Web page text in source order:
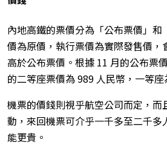
內地高鐵的票價分為「公布票價」
價為原價，執行票價為實際發售價，
高於公布票價。根據 11 月的公布票
的二等座票價為 989 人民幣，一等座
機票的價錢則視乎航空公司而定，而
動，來回機票可介乎一千多至二千多
能更貴。